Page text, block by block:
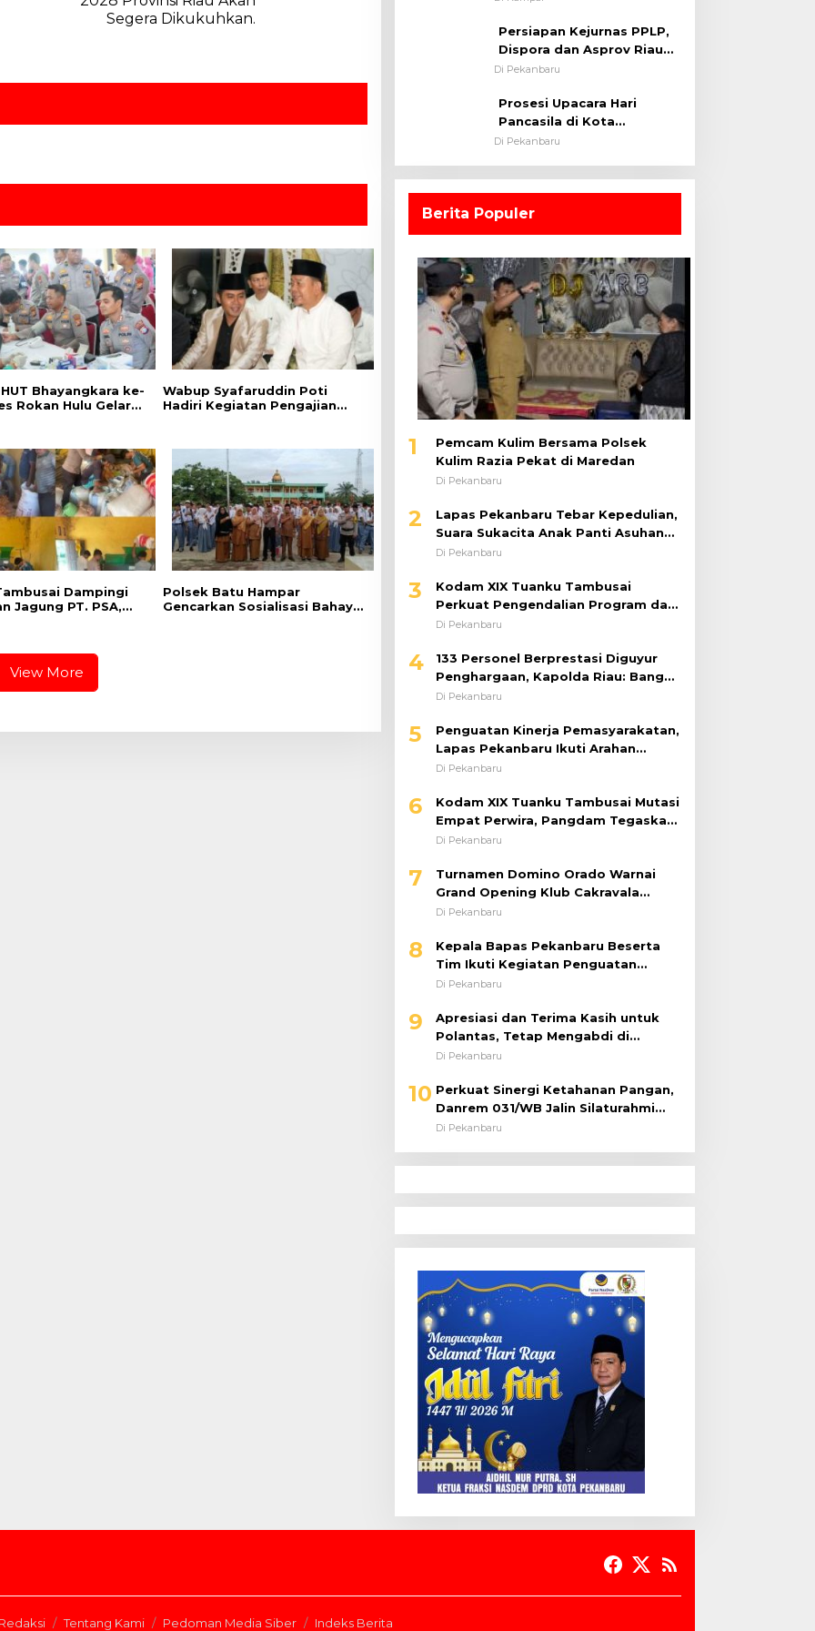
Segera Dikukuhkan.
Bhayangkara ke-
Rokan Hulu Gelar
Wabup Syafaruddin Poti
Hadiri Kegiatan Pengajian
Dampingi
Jagung PT. PSA,
Polsek Batu Hampar
Gencarkan Sosialisasi Bahaya
View More
Persiapan Kejurnas PPLP,
Dispora dan Asprov Riau
Tinjau Kelayakan Rumput
Di Pekanbaru
Prosesi Upacara Hari
Pancasila di Kota
Pekanbaru Tetap Khidmat
Di Pekanbaru
Berita Populer
1
Pemcam Kulim Bersama Polsek
Kulim Razia Pekat di Maredan
Di Pekanbaru
2
Lapas Pekanbaru Tebar Kepedulian,
Suara Sukacita Anak Panti Asuhan
Kemuliaan Iringi Bantuan Sosial
Di Pekanbaru
3
Kodam XIX Tuanku Tambusai
Perkuat Pengendalian Program dan
Implementasi Doktrin TNI AD
Di Pekanbaru
4
133 Personel Berprestasi Diguyur
Penghargaan, Kapolda Riau: Bangun
Kepercayaan Publik dengan Karya
Di Pekanbaru
5
Penguatan Kinerja Pemasyarakatan,
Lapas Pekanbaru Ikuti Arahan
Dirjenpas Secara Virtual
Di Pekanbaru
6
Kodam XIX Tuanku Tambusai Mutasi
Empat Perwira, Pangdam Tegaskan
Regenerasi untuk Perkuat Kinerja
Di Pekanbaru
7
Turnamen Domino Orado Warnai
Grand Opening Klub Cakravala
Pekanbaru
Di Pekanbaru
8
Kepala Bapas Pekanbaru Beserta
Tim Ikuti Kegiatan Penguatan
Tugas dan Fungsi serta Paparan
Di Pekanbaru
9
Apresiasi dan Terima Kasih untuk
Polantas, Tetap Mengabdi di
Tengah Guyuran Hujan
Di Pekanbaru
10 Perkuat Sinergi Ketahanan Pangan,
Danrem 031/WB Jalin Silaturahmi
dengan Pimwil Bulog Riau dan Kepri
Di Pekanbaru
Redaksi Tentang Kami Pedoman Media Siber Indeks Berita